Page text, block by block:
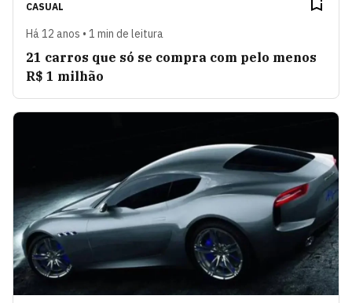
CASUAL
Há 12 anos • 1 min de leitura
21 carros que só se compra com pelo menos
R$ 1 milhão